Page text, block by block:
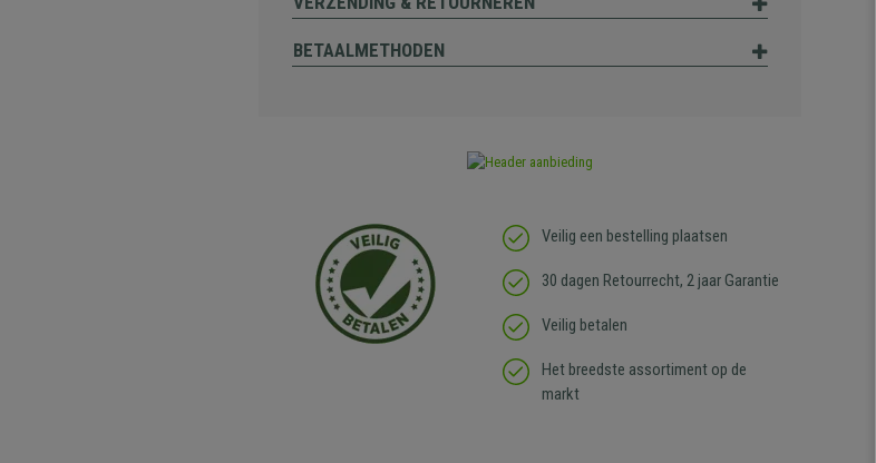
BETAALMETHODEN
Veilig een bestelling plaatsen
30 dagen Retourrecht, 2 jaar Garantie
Veilig betalen
Het breedste assortiment op de
markt